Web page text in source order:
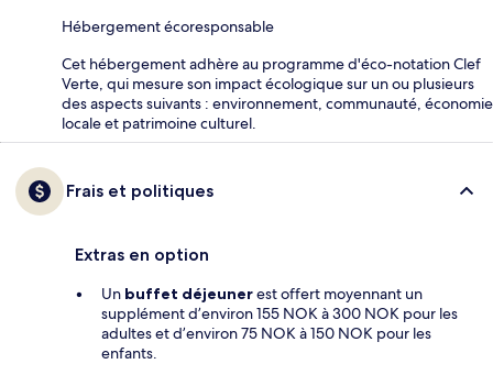
Hébergement écoresponsable
Cet hébergement adhère au programme d'éco-notation Clef
Verte, qui mesure son impact écologique sur un ou plusieurs
des aspects suivants : environnement, communauté, économie
locale et patrimoine culturel.
Frais et politiques
Extras en option
Un buffet déjeunerest offert moyennant un
supplément d’environ 155 NOK à 300 NOK pour les
adultes et d’environ 75 NOK à 150 NOK pour les
enfants.